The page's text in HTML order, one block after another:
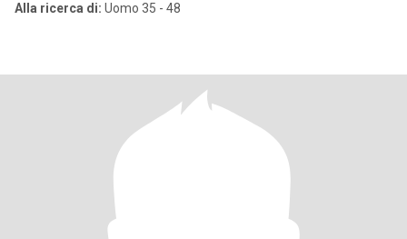
Alla ricerca di: Uomo 35 - 48